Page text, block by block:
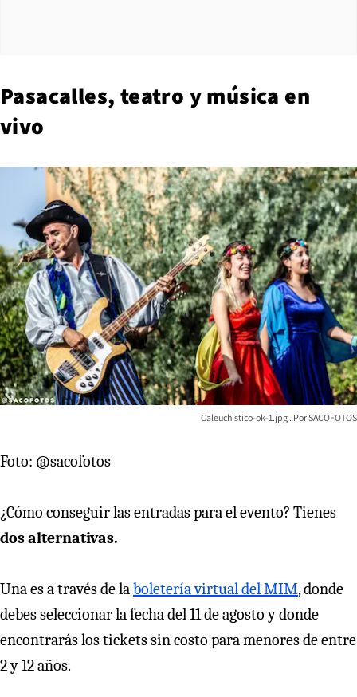
Pasacalles, teatro y música en
vivo
Caleuchistico-ok-1.jpg SACOFOTOS
Foto: @sacofotos
¿Cómo conseguir las entradas para el evento? Tienes
dos alternativas.
Una es a través de laboletería virtual del MIM, donde
debes seleccionar la fecha del 11 de agosto y donde
encontrarás los tickets sin costo para menores de entre
2 y 12 años.